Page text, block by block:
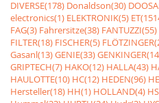
DIVERSE(178) Donaldson(30)
electronics(1) ELEKTRONIK(5)
FAG(3) Fahrersitze(38) FANTUZZI(55)
FILTER(18) FISCHER(5)
Gasanl(13)GENIE(33)
GRIPTECH(7) HAKO(12) HALLA(43)
HAULOTTE(10) HC(12) HEDEN(96)
Hersteller(18) HH(1) HOLLAND(4)